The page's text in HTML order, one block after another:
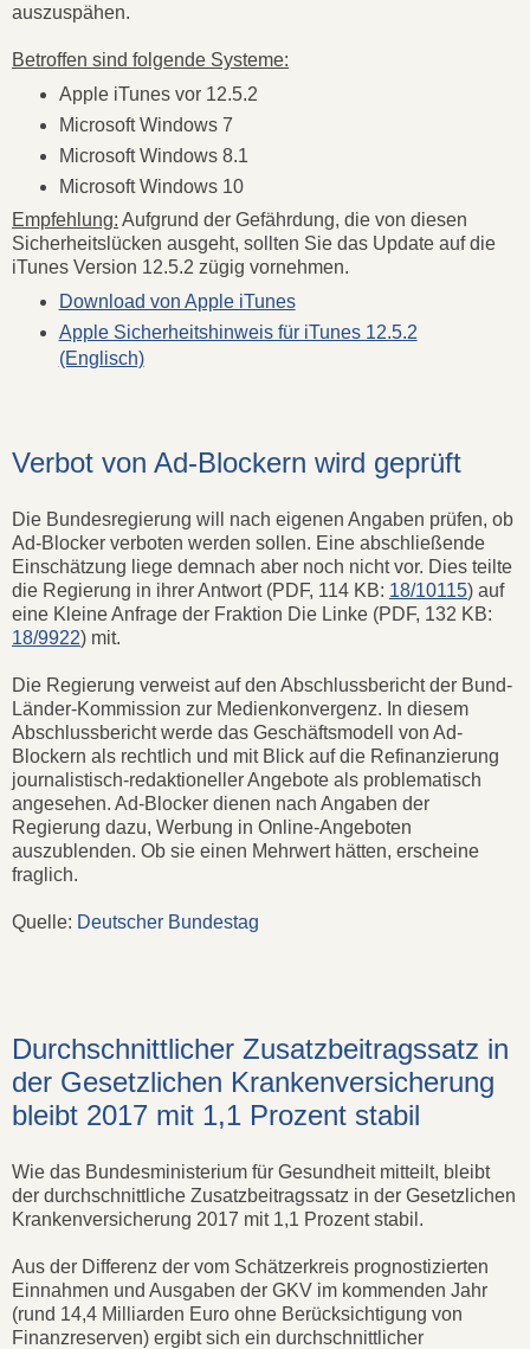
auszuspähen.
Betroffen sind folgende Systeme:
Apple iTunes vor 12.5.2
Microsoft Windows 7
Microsoft Windows 8.1
Microsoft Windows 10
Empfehlung: Aufgrund der Gefährdung, die von diesen
Sicherheitslücken ausgeht, sollten Sie das Update auf die
iTunes Version 12.5.2 zügig vornehmen.
Download von Apple iTunes
Apple Sicherheitshinweis für iTunes 12.5.2
(Englisch)
Verbot von Ad-Blockern wird geprüft
Die Bundesregierung will nach eigenen Angaben prüfen, ob
Ad-Blocker verboten werden sollen. Eine abschließende
Einschätzung liege demnach aber noch nicht vor. Dies teilte
die Regierung in ihrer Antwort (PDF, 114 KB: 18/10115) auf
eine Kleine Anfrage der Fraktion Die Linke (PDF, 132 KB:
18/9922) mit.
Die Regierung verweist auf den Abschlussbericht der Bund-
Länder-Kommission zur Medienkonvergenz. In diesem
Abschlussbericht werde das Geschäftsmodell von Ad-
Blockern als rechtlich und mit Blick auf die Refinanzierung
journalistisch-redaktioneller Angebote als problematisch
angesehen. Ad-Blocker dienen nach Angaben der
Regierung dazu, Werbung in Online-Angeboten
auszublenden. Ob sie einen Mehrwert hätten, erscheine
fraglich.
Quelle: Deutscher Bundestag
Durchschnittlicher Zusatzbeitragssatz in
der Gesetzlichen Krankenversicherung
bleibt 2017 mit 1,1 Prozent stabil
Wie das Bundesministerium für Gesundheit mitteilt, bleibt
der durchschnittliche Zusatzbeitragssatz in der Gesetzlichen
Krankenversicherung 2017 mit 1,1 Prozent stabil.
Aus der Differenz der vom Schätzerkreis prognostizierten
Einnahmen und Ausgaben der GKV im kommenden Jahr
(rund 14,4 Milliarden Euro ohne Berücksichtigung von
Finanzreserven) ergibt sich ein durchschnittlicher